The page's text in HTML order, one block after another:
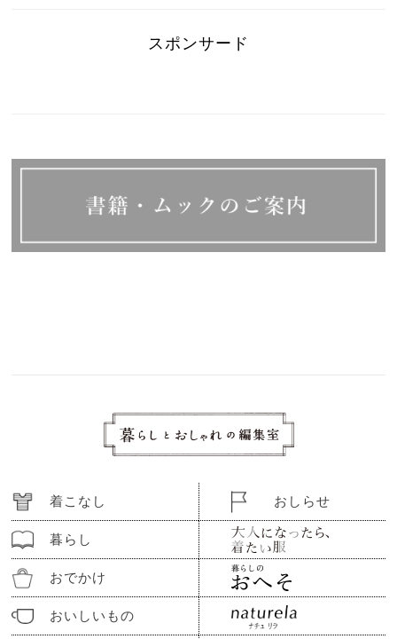
スポンサード
着こなし
暮らし
おでかけ
おいしいもの
おしらせ